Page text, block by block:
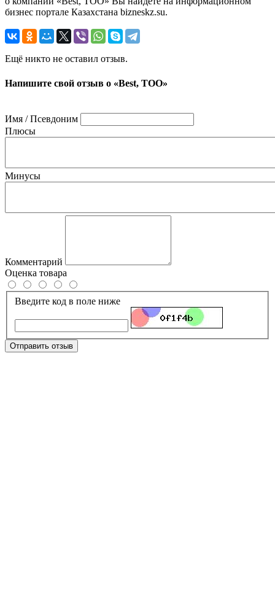
бизнес портале Казахстана bizneskz.su.
Ещё никто не оставил отзыв.
Напишите свой отзыв о «Best, ТОО»
Имя / Псевдоним
Плюсы
Минусы
Комментарий
Оценка товара
Введите код в поле ниже
Отправить отзыв